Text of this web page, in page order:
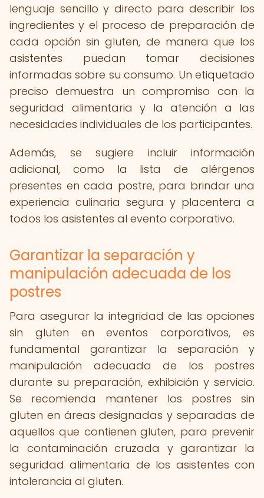
lenguaje sencillo y directo para describir los
ingredientes y el proceso de preparación de
cada opción sin gluten, de manera que los
asistentes puedan tomar decisiones
informadas sobre su consumo. Un etiquetado
preciso demuestra un compromiso con la
seguridad alimentaria y la atención a las
necesidades individuales de los participantes.
Además, se sugiere incluir información
adicional, como la lista de alérgenos
presentes en cada postre, para brindar una
experiencia culinaria segura y placentera a
todos los asistentes al evento corporativo.
Garantizar la separación y
manipulación adecuada de los
postres
Para asegurar la integridad de las opciones
sin gluten en eventos corporativos, es
fundamental garantizar la separación y
manipulación adecuada de los postres
durante su preparación, exhibición y servicio.
Se recomienda mantener los postres sin
gluten en áreas designadas y separadas de
aquellos que contienen gluten, para prevenir
la contaminación cruzada y garantizar la
seguridad alimentaria de los asistentes con
intolerancia al gluten.